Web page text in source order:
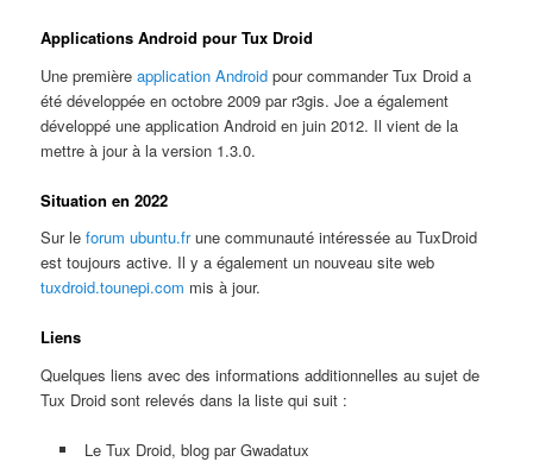
Applications Android pour Tux Droid
Une premièreapplication Android pour commander Tux Droid a
été développée en octobre 2009 par r3gis. Joe a également
développé une application Android en juin 2012. Il vient de la
mettre à jour à la version 1.3.0.
Situation en 2022
Sur leforum ubuntu.frune communauté intéressée au TuxDroid
est toujours active. Il y a également un nouveau site web
tuxdroid.tounepi.com mis à jour.
Liens
Quelques liens avec des informations additionnelles au sujet de
Tux Droid sont relevés dans la liste qui suit :
Le Tux Droid, blog par Gwadatux